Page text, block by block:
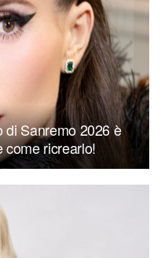
di Sanremo 2026 è
come ricrearlo!